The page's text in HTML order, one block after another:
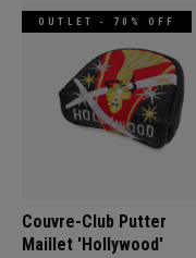
OUTLET - 70% OFF
Couvre-Club Putter
Maillet 'Hollywood'